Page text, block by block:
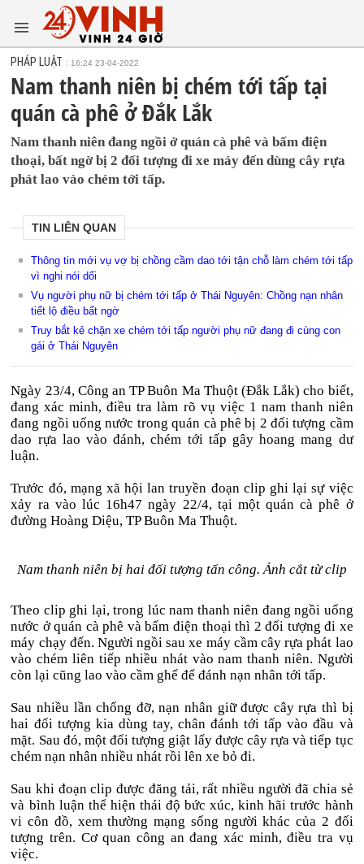
PHÁP LUẬT 16:24 23-04-2022
Nam thanh niên bị chém tới tấp tại
quán cà phê ở Đắk Lắk
Nam thanh niên đang ngồi ở quán cà phê và bấm điện
thoại, bất ngờ bị 2 đối tượng đi xe máy đến dùng cây rựa
phát lao vào chém tới tấp.
TIN LIÊN QUAN
Thông tin mới vụ vợ bị chồng cầm dao tới tận chỗ làm chém tới tấp
vì nghi nói dối
Vụ người phụ nữ bị chém tới tấp ở Thái Nguyên: Chồng nạn nhân
tiết lộ điều bất ngờ
Truy bắt kẻ chặn xe chém tới tấp người phụ nữ đang đi cùng con
gái ở Thái Nguyên
Ngày 23/4, Công an TP Buôn Ma Thuột (Đắk Lắk) cho biết,
đang xác minh, điều tra làm rõ vụ việc 1 nam thanh niên
đang ngồi uống nước trong quán cà phê bị 2 đối tượng cầm
dao rựa lao vào đánh, chém tới tấp gây hoang mang dư
luận.
Trước đó, mạng xã hội lan truyền đoạn clip ghi lại sự việc
xảy ra vào lúc 16h47 ngày 22/4, tại một quán cà phê ở
đường Hoàng Diệu, TP Buôn Ma Thuột.
Nam thanh niên bị hai đối tượng tấn công. Ảnh cắt từ clip
Theo clip ghi lại, trong lúc nam thanh niên đang ngồi uống
nước ở quán cà phê và bấm điện thoại thì 2 đối tượng đi xe
máy chạy đến. Người ngồi sau xe máy cầm cây rựa phát lao
vào chém liên tiếp nhiều nhát vào nam thanh niên. Người
còn lại cũng lao vào cầm ghế để đánh nạn nhân tới tấp.
Sau nhiều lần chống đỡ, nạn nhân giữ được cây rựa thì bị
hai đối tượng kia dùng tay, chân đánh tới tấp vào đầu và
mặt. Sau đó, một đối tượng giật lấy được cây rựa và tiếp tục
chém nạn nhân nhiều nhát rồi lên xe bỏ đi.
Sau khi đoạn clip được đăng tải, rất nhiều người đã chia sẻ
và bình luận thể hiện thái độ bức xúc, kinh hãi trước hành
vi côn đồ, xem thường mạng sống người khác của 2 đối
tượng trên. Cơ quan công an đang xác minh, điều tra vụ
việc.